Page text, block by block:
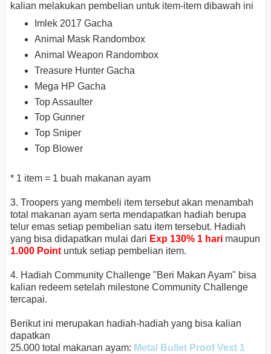
kalian melakukan pembelian untuk item-item dibawah ini
Imlek 2017 Gacha
Animal Mask Randombox
Animal Weapon Randombox
Treasure Hunter Gacha
Mega HP Gacha
Top Assaulter
Top Gunner
Top Sniper
Top Blower
* 1 item = 1 buah makanan ayam
3. Troopers yang membeli item tersebut akan menambah
total makanan ayam serta mendapatkan hadiah berupa
telur emas setiap pembelian satu item tersebut. Hadiah
yang bisa didapatkan mulai dari Exp 130% 1 hari maupun
1.000 Point untuk setiap pembelian item.
4. Hadiah Community Challenge "Beri Makan Ayam" bisa
kalian redeem setelah milestone Community Challenge
tercapai.
Berikut ini merupakan hadiah-hadiah yang bisa kalian
dapatkan
25.000 total makanan ayam: Metal Bullet Proof Vest 1